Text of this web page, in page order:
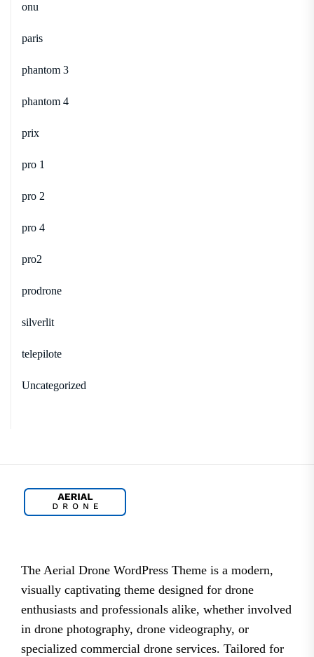
onu
paris
phantom 3
phantom 4
prix
pro 1
pro 2
pro 4
pro2
prodrone
silverlit
telepilote
Uncategorized
The Aerial Drone WordPress Theme is a modern,
visually captivating theme designed for drone
enthusiasts and professionals alike, whether involved
in drone photography, drone videography, or
specialized commercial drone services. Tailored for